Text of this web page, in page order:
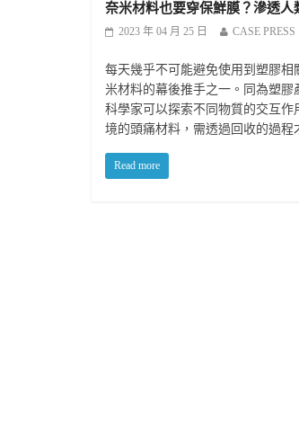
奈米材料也要穿保鮮膜？滲透人
2023 年 04 月 25 日 CASE PRESS
每天幾乎不可能避免使用到塑膠
米材料的幕後推手之一。同為塑
科學家可以探索不同物質的交互
境的頭痛材料，需透過回收的過程
Read more